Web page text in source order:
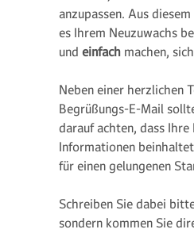
anzupassen. Aus
es Ihrem Neuzuwachs
und einfach machen,
Neben einer herzlichen
Begrüßungs-E-Mail
darauf achten, dass
Informationen
für einen gelungenen
Schreiben Sie dabei
sondern kommen Sie